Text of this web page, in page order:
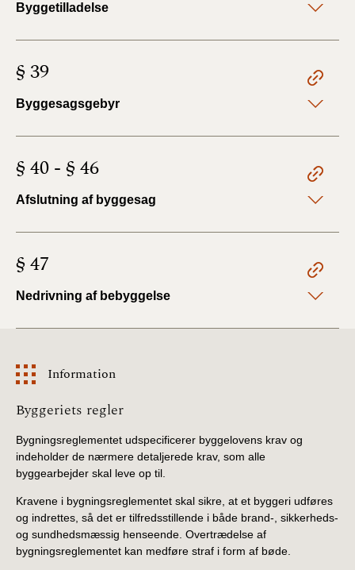
Byggetilladelse
§ 39
Byggesagsgebyr
§ 40 - § 46
Afslutning af byggesag
§ 47
Nedrivning af bebyggelse
Information
Information
Byggeriets regler
Bygningsreglementet udspecificerer byggelovens krav og
indeholder de nærmere detaljerede krav, som alle
byggearbejder skal leve op til.
Kravene i bygningsreglementet skal sikre, at et byggeri udføres
og indrettes, så det er tilfredsstillende i både brand-, sikkerheds-
og sundhedsmæssig henseende. Overtrædelse af
bygningsreglementet kan medføre straf i form af bøde.